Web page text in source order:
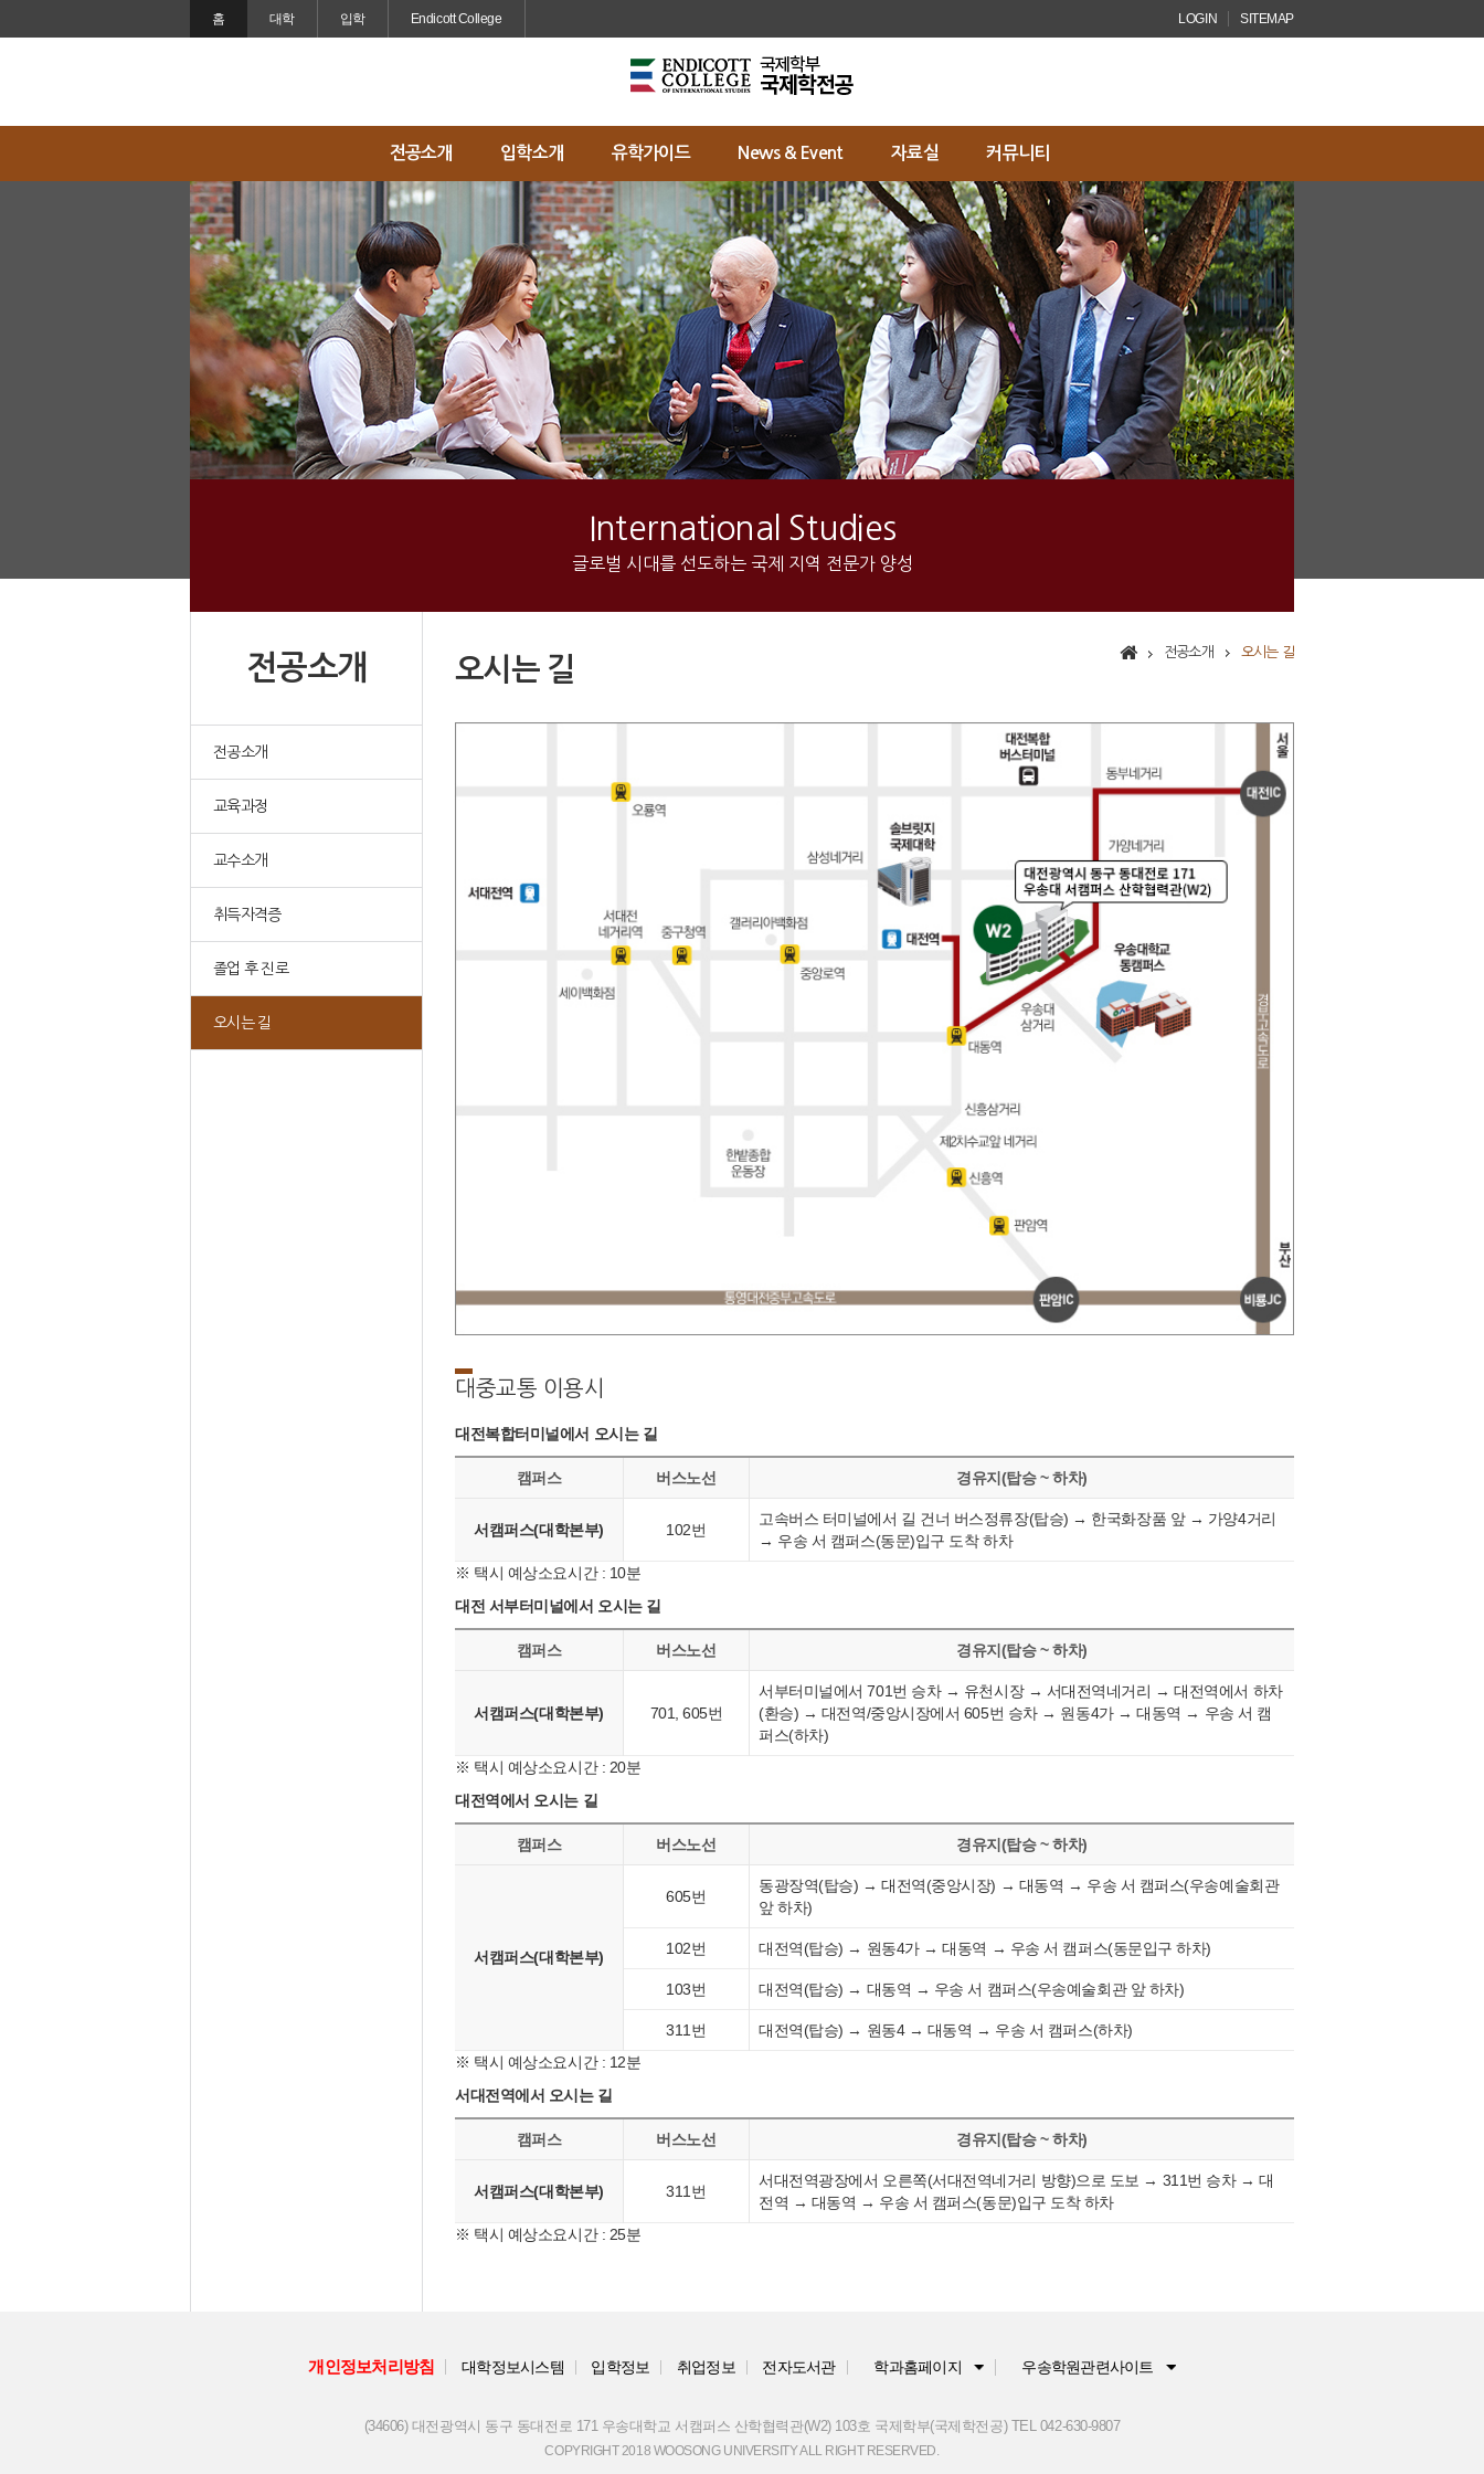
홈 대학 입학 Endicott College LOGIN SITEMAP
전공소개 입학소개 유학가이드 News & Event 자료실 커뮤니티
International Studies
글로벌 시대를 선도하는 국제 지역 전문가 양성
전공소개
전공소개
교육과정
교수소개
취득자격증
졸업 후 진로
오시는 길
오시는 길
전공소개 오시는 길
대중교통 이용시
대전복합터미널에서 오시는 길
캠퍼스 버스노선 경유지(탑승 ~ 하차)
서캠퍼스(대학본부) 102번
고속버스 터미널에서 길 건너 버스정류장(탑승) → 한국화장품 앞 → 가양4거리
→ 우송 서 캠퍼스(동문)입구 도착 하차
※ 택시 예상소요시간 : 10분
대전 서부터미널에서 오시는 길
캠퍼스 버스노선 경유지(탑승 ~ 하차)
서캠퍼스(대학본부) 701, 605번
서부터미널에서 701번 승차 → 유천시장 → 서대전역네거리 → 대전역에서 하차
(환승) → 대전역/중앙시장에서 605번 승차 → 원동4가 → 대동역 → 우송 서 캠
퍼스(하차)
※ 택시 예상소요시간 : 20분
대전역에서 오시는 길
캠퍼스 버스노선 경유지(탑승 ~ 하차)
서캠퍼스(대학본부)
605번
동광장역(탑승) → 대전역(중앙시장) → 대동역 → 우송 서 캠퍼스(우송예술회관
앞 하차)
102번 대전역(탑승) → 원동4가 → 대동역 → 우송 서 캠퍼스(동문입구 하차)
103번 대전역(탑승) → 대동역 → 우송 서 캠퍼스(우송예술회관 앞 하차)
311번
대전역(탑승) → 원동4 → 대동역 → 우송 서 캠퍼스(하차)
※ 택시 예상소요시간 : 12분
서대전역에서 오시는 길
캠퍼스 버스노선 경유지(탑승 ~ 하차)
서캠퍼스(대학본부) 311번
서대전역광장에서 오른쪽(서대전역네거리 방향)으로 도보 → 311번 승차 → 대
전역 → 대동역 → 우송 서 캠퍼스(동문)입구 도착 하차
※ 택시 예상소요시간 : 25분
개인정보처리방침 대학정보시스템 입학정보 취업정보 전자도서관 학과홈페이지 우송학원관련사이트
(34606) 대전광역시 동구 동대전로 171 우송대학교 서캠퍼스 산학협력관(W2) 103호 국제학부(국제학전공) TEL 042-630-9807
COPYRIGHT 2018 WOOSONG UNIVERSITY ALL RIGHT RESERVED.